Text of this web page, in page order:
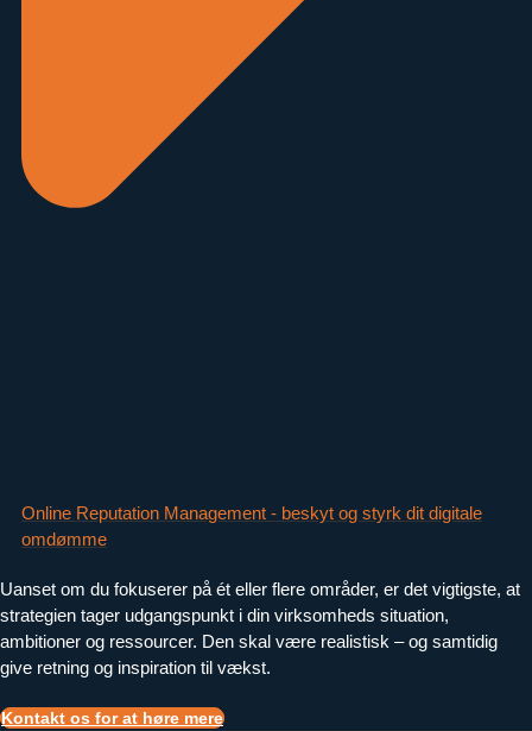
Online Reputation Management - beskyt og styrk dit digitale
omdømme
Uanset om du fokuserer på ét eller flere områder, er det vigtigste, at
strategien tager udgangspunkt i din virksomheds situation,
ambitioner og ressourcer. Den skal være realistisk – og samtidig
give retning og inspiration til vækst.
Kontakt os for at høre mere